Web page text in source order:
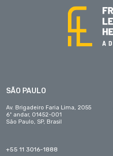
SÃO PAULO
Av. Brigadeiro Faria Lima, 2055
6º andar, 01452-001
São Paulo, SP, Brasil
+55 11 3016-1888